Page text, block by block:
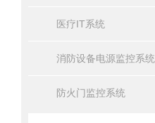
医疗IT系统
消防设备电源监控系统
防火门监控系统